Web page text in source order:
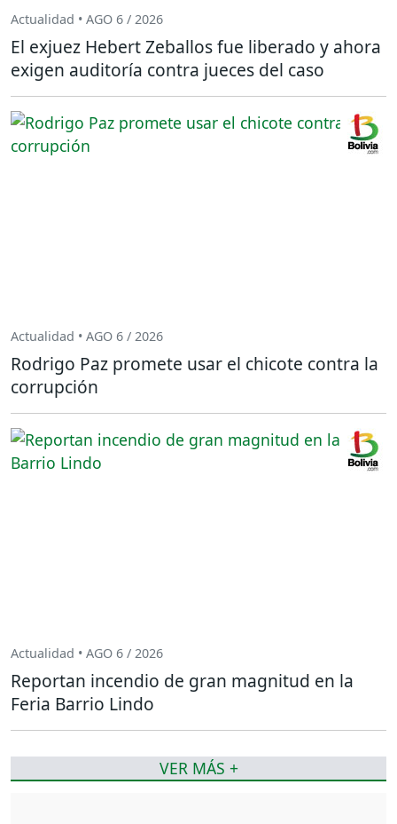
Actualidad • AGO 6 / 2026
El exjuez Hebert Zeballos fue liberado y ahora
exigen auditoría contra jueces del caso
Actualidad • AGO 6 / 2026
Rodrigo Paz promete usar el chicote contra la
corrupción
Actualidad • AGO 6 / 2026
Reportan incendio de gran magnitud en la
Feria Barrio Lindo
VER MÁS +